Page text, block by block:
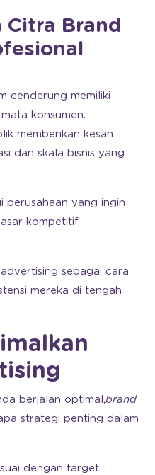
Citra Brand
cenderung memiliki
konsumen.
memberikan kesan
dan skala bisnis yang
perusahaan yang ingin
kompetitif.
sebagai cara
mereka di tengah
berjalan optimal,brand
strategi penting dalam
dengan target